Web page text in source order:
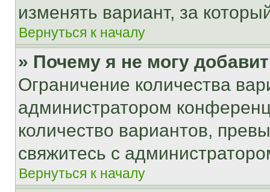
изменять вариант, за
Вернуться к началу
» Почему я не могу
Ограничение количества
администратором
количество вариантов,
свяжитесь с
Вернуться к началу